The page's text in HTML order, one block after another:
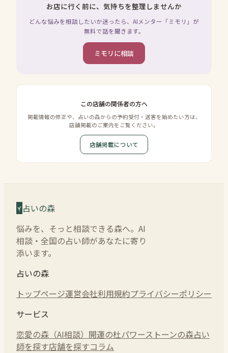
お店に行く前に、気持ちを整理しませんか
どんな悩みを相談したいか迷ったら、AIメンター「ミモリ」が
無料で話を聞きます。
ミモリに相談
この店舗の関係者の方へ
掲載情報の修正や、占いの森からの予約受付・送客を始めたい方は、
店舗掲載のご案内をご覧ください。
店舗掲載について
占いの森
悩みを、そっと相談できる森へ。AI
相談・全国の占い師があなたに寄り
添います。
占いの森
トップページ運営会社利用規約プライバシーポリシー
サービス
恋愛の森（AI相談） 開運の杜パワーストーンの森占い
師を探す店舗を探すコラム